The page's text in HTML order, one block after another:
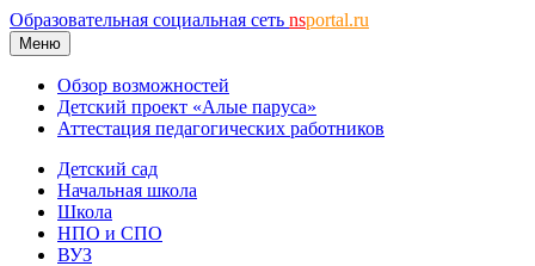
Образовательная социальная сеть nsportal.ru
Меню
Обзор возможностей
Детский проект «Алые паруса»
Аттестация педагогических работников
Детский сад
Начальная школа
Школа
НПО и СПО
ВУЗ